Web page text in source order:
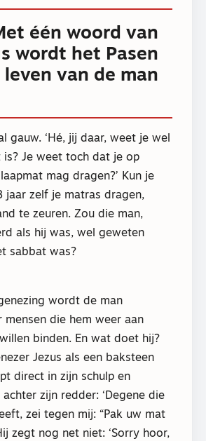
één woord van
wordt het Pasen
van de man
gauw. ‘Hé, jij daar, weet je wel
Je weet toch dat je op
mag dragen?’ Kun je
jaar zelf je matras dragen,
te zeuren. Zou die man,
als hij was, wel geweten
sabbat was?
wordt de man
die hem weer aan
binden. En wat doet hij?
Jezus als een baksteen
direct in zijn schulp en
zijn redder: ‘Degene die
zei tegen mij: “Pak uw mat
zegt nog net niet: ‘Sorry hoor,